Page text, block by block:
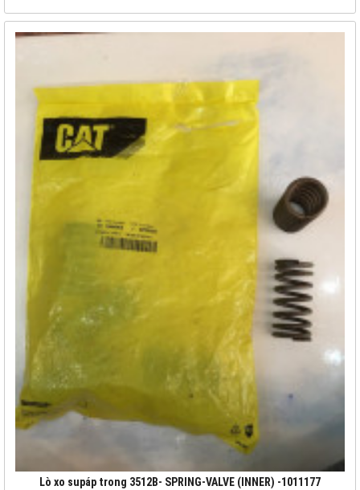
Lò xo supáp trong 3512B- SPRING-VALVE (INNER) -1011177